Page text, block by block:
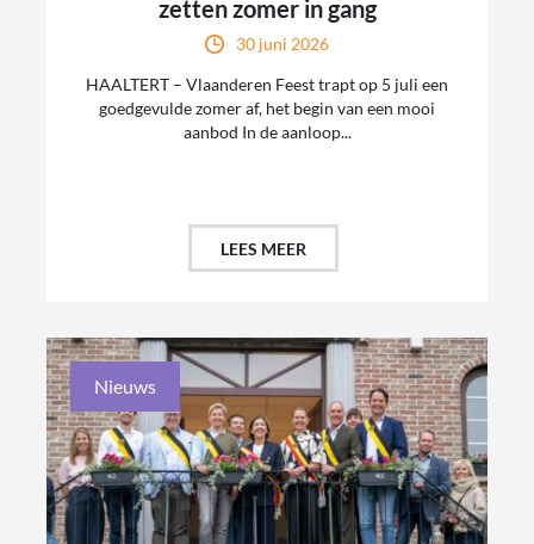
zetten zomer in gang
30 juni 2026
HAALTERT – Vlaanderen Feest trapt op 5 juli een
goedgevulde zomer af, het begin van een mooi
aanbod In de aanloop...
LEES MEER
Nieuws